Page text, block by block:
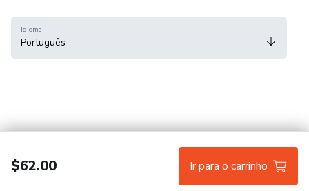
$62.00 Ir para o carrinho
Idioma
Português
Hotmart — 2011-2026 © Todos os direitos reservados.